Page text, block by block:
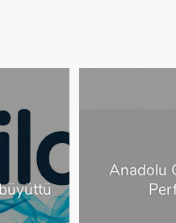
Anadolu